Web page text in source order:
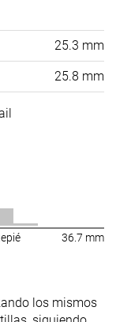
25.3 mm
25.8 mm
36.7 mm
los mismos